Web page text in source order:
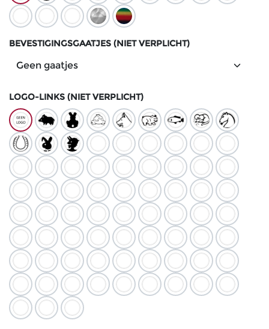
BEVESTIGINGSGAATJES (NIET VERPLICHT)
LOGO-LINKS (NIET VERPLICHT)